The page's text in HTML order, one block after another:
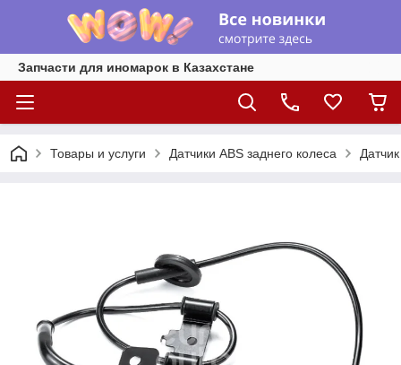
Запчасти для иномарок в Казахстане
Товары и услуги Датчики ABS заднего колеса